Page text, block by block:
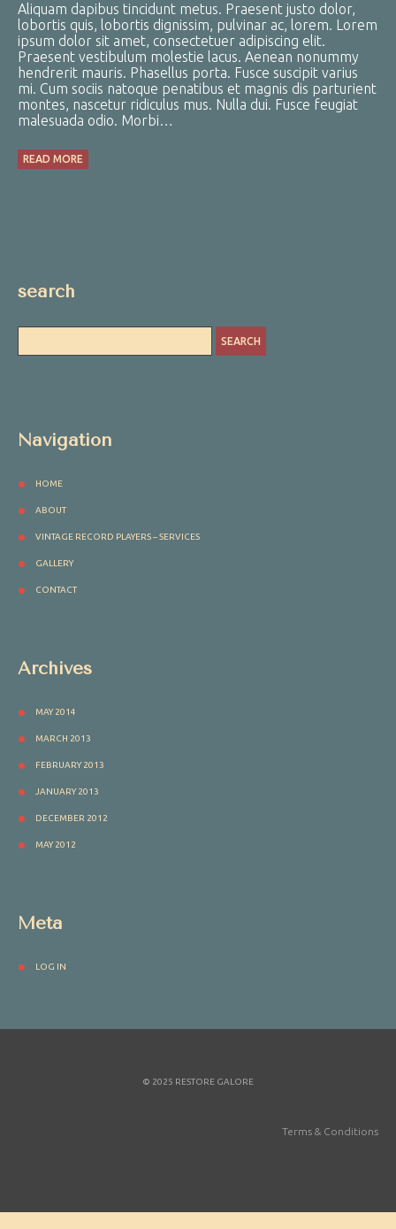
Aliquam dapibus tincidunt metus. Praesent justo dolor,
lobortis quis, lobortis dignissim, pulvinar ac, lorem. Lorem
ipsum dolor sit amet, consectetuer adipiscing elit.
Praesent vestibulum molestie lacus. Aenean nonummy
hendrerit mauris. Phasellus porta. Fusce suscipit varius
mi. Cum sociis natoque penatibus et magnis dis parturient
montes, nascetur ridiculus mus. Nulla dui. Fusce feugiat
malesuada odio. Morbi…
READ MORE
search
Navigation
HOME
ABOUT
VINTAGE RECORD PLAYERS – SERVICES
GALLERY
CONTACT
Archives
MAY 2014
MARCH 2013
FEBRUARY 2013
JANUARY 2013
DECEMBER 2012
MAY 2012
Meta
LOG IN
© 2025 RESTORE GALORE
Terms & Conditions